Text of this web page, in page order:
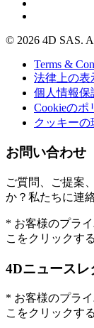
© 2026 4D SAS.
Terms &
法律上の表
個人情報保
Cookieのポ
クッキーの
お問い合わせ
ご質問、ご提案
か？私たちに連
* お客様のプラ
こをクリックす
4Dニュースレ
* お客様のプラ
こをクリックす